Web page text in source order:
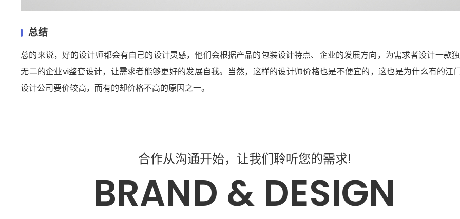
总结
总的来说，好的设计师都会有自己的设计灵感，他们会根据产品的包装设计特点、企业的发展方向，为需求者设计一款
无二的企业vi整套设计，让需求者能够更好的发展自我。当然，这样的设计师价格也是不便宜的，这也是为什么有的江
设计公司要价较高，而有的却价格不高的原因之一。
合作从沟通开始，让我们聆听您的需求!
BRAND & DESIGN